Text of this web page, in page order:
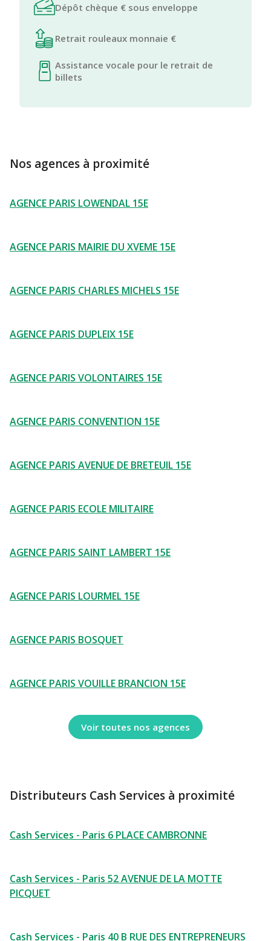
Dépôt chèque € sous enveloppe
Retrait rouleaux monnaie €
Assistance vocale pour le retrait de
billets
Nos agences à proximité
AGENCE PARIS LOWENDAL 15E
AGENCE PARIS MAIRIE DU XVEME 15E
AGENCE PARIS CHARLES MICHELS 15E
AGENCE PARIS DUPLEIX 15E
AGENCE PARIS VOLONTAIRES 15E
AGENCE PARIS CONVENTION 15E
AGENCE PARIS AVENUE DE BRETEUIL 15E
AGENCE PARIS ECOLE MILITAIRE
AGENCE PARIS SAINT LAMBERT 15E
AGENCE PARIS LOURMEL 15E
AGENCE PARIS BOSQUET
AGENCE PARIS VOUILLE BRANCION 15E
Voir toutes nos agences
Distributeurs Cash Services à proximité
Cash Services - Paris 6 PLACE CAMBRONNE
Cash Services - Paris 52 AVENUE DE LA MOTTE
PICQUET
Cash Services - Paris 40 B RUE DES ENTREPRENEURS